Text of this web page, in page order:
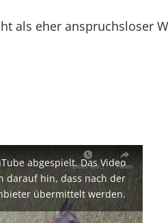
als eher anspruchsloser
abgespielt. Das Video
darauf hin, dass nach der
übermittelt werden.